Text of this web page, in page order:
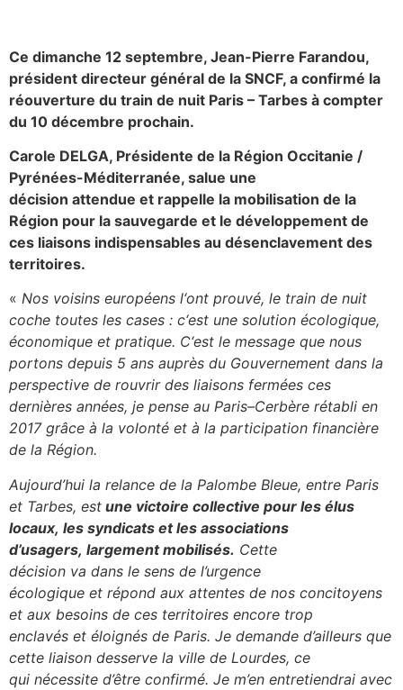
Ce dimanche 12 septembre, Jean-Pierre Farandou,
président directeur général de la SNCF, a confirmé la
réouverture du train de nuit Paris – Tarbes à compter
du 10 décembre prochain.
Carole DELGA, Présidente de la Région Occitanie /
Pyrénées-Méditerranée, salue une
décision attendue et rappelle la mobilisation de la
Région pour la sauvegarde et le développement de
ces liaisons indispensables au désenclavement des
territoires.
« Nos voisins européens l‘ont prouvé, le train de nuit
coche toutes les cases : c‘est une solution écologique,
économique et pratique. C‘est le message que nous
portons depuis 5 ans auprès du Gouvernement dans la
perspective de rouvrirdes liaisons fermées ces
dernières années, je pense au Paris–Cerbère rétabli en
2017 grâce à la volonté et à la participation financière
de la Région.
Aujourd’hui la relance de la Palombe Bleue, entre Paris
et Tarbes, est une victoire collective pour les élus
locaux, les syndicats et les associations
d’usagers, largement mobilisés. Cette
décision va dans le sens de l’urgence
écologique et répond aux attentes de nos concitoyens
et aux besoins de ces territoires encore trop
enclavés et éloignés de Paris. Je demande d’ailleurs que
cette liaison desserve la ville de Lourdes, ce
qui nécessite d’être confirmé. Je m’en entretiendrai avec